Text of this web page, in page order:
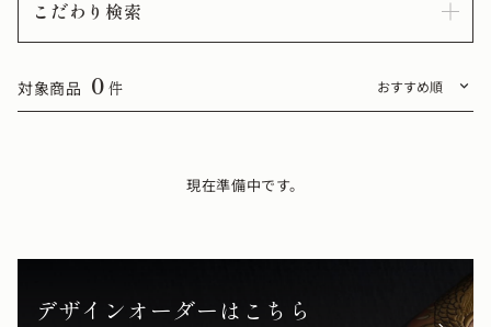
こだわり検索
対象商品 0 件
現在準備中です。
デザインオーダーはこちら